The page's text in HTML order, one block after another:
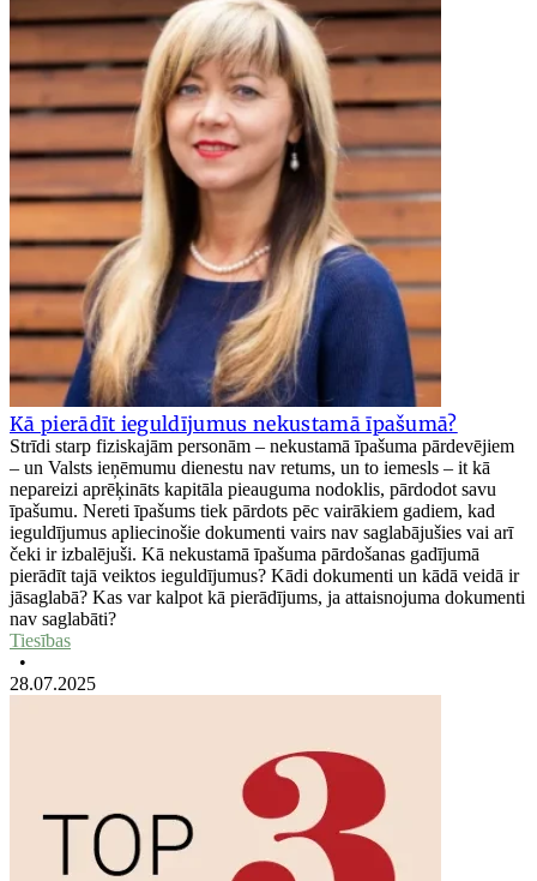
Kā pierādīt ieguldījumus nekustamā īpašumā?
Strīdi starp fiziskajām personām – nekustamā īpašuma pārdevējiem
– un Valsts ieņēmumu dienestu nav retums, un to iemesls – it kā
nepareizi aprēķināts kapitāla pieauguma nodoklis, pārdodot savu
īpašumu. Nereti īpašums tiek pārdots pēc vairākiem gadiem, kad
ieguldījumus apliecinošie dokumenti vairs nav saglabājušies vai arī
čeki ir izbalējuši. Kā nekustamā īpašuma pārdošanas gadījumā
pierādīt tajā veiktos ieguldījumus? Kādi dokumenti un kādā veidā ir
jāsaglabā? Kas var kalpot kā pierādījums, ja attaisnojuma dokumenti
nav saglabāti?
Tiesības
•
28.07.2025